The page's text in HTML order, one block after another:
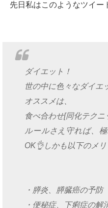
先日私はこのようなツイー
ダイエット！
世の中に色々なダイエ
オススメは、
食べ合わせ[同化テクニ
ルールさえ守れば、
OK👌しかも以下のメリ
・膵炎、膵臓癌の予防
・便秘症、下痢症の解